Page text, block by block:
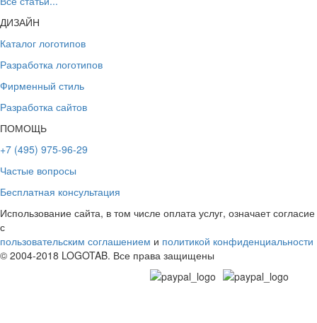
ДИЗАЙН
Каталог логотипов
Разработка логотипов
Фирменный стиль
Разработка сайтов
ПОМОЩЬ
+7 (495) 975-96-29
Частые вопросы
Бесплатная консультация
Использование сайта, в том числе оплата услуг, означает согласие
с
пользовательским соглашением и политикой конфиденциальности
© 2004-2018 LOGOTAB. Все права защищены